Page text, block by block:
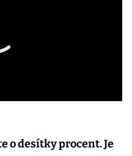
o desítky procent. Je